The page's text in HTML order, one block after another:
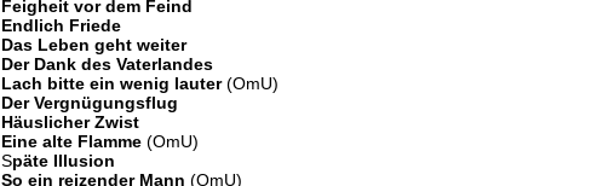
Feigheit vor dem Feind
Endlich Friede
Das Leben geht weiter
Der Dank des Vaterlandes
Lach bitte ein wenig lauter(OmU)
Der Vergnügungsflug
Häuslicher Zwist
Eine alte Flamme (OmU)
Späte Illusion
So ein reizender Mann (OmU)